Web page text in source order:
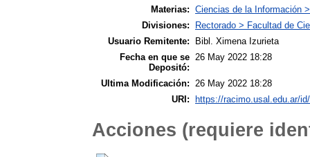
Materias: Ciencias de la Información
Divisiones:
Rectorado > Facultad de
Usuario Remitente:
Bibl. Ximena Izurieta
Fecha en que se
Depositó:
26 May 2022 18:28
Ultima Modificación: 26 May 2022 18:28
URI:
https://racimo.usal.edu.ar/
Acciones (requiere